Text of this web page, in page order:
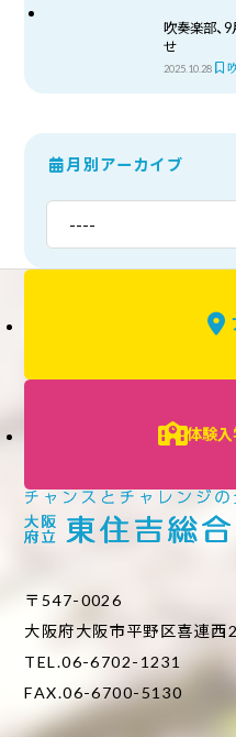
吹奏楽部、
せ
2025.10.28
月別アーカイブ
体験入
〒547-0026
大阪府大阪市平野区喜連
TEL.06-6702-1231
FAX.06-6700-5130